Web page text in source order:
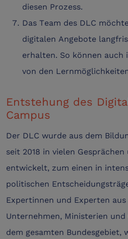
diesen Prozess.
Das Team des DLC
digitalen Angebote
erhalten. So können auch
von den
Entstehung des
Campus
Der DLC wurde aus dem
seit 2018 in vielen Gesprächen
entwickelt, zum einen in
politischen
Expertinnen und Experten
Unternehmen, Ministerien
dem gesamten Bundesgebiet,